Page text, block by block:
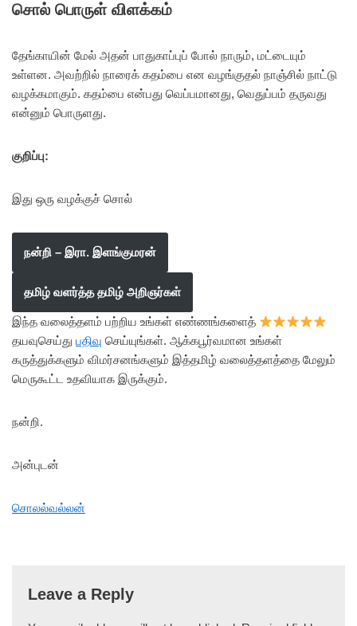
சொல் பொருள் விளக்கம்
தேங்காயின் மேல் அதன் பாதுகாப்புப் போல் நாரும், மட்டையும்
உள்ளன. அவற்றில் நாரைக் கதம்பை என வழங்குதல் நாஞ்சில் நாட்டு
வழக்கமாகும். கதம்பை என்பது வெப்பமானது, வெதுப்பம் தருவது
என்னும் பொருளது.
குறிப்பு:
இது ஒரு வழக்குச் சொல்
நன்றி – இரா. இளங்குமரன்
தமிழ் வளர்த்த தமிழ் அறிஞர்கள்
இந்த வலைத்தளம் பற்றிய உங்கள் எண்ணங்களைத்
தயவுசெய்து பதிவு செய்யுங்கள். ஆக்கபூர்வமான உங்கள்
கருத்துக்களும் விமர்சனங்களும் இத்தமிழ் வலைத்தளத்தை மேலும்
மெருகூட்ட உதவியாக இருக்கும்.
நன்றி.
அன்புடன்
சொலல்வல்லன்
Leave a Reply